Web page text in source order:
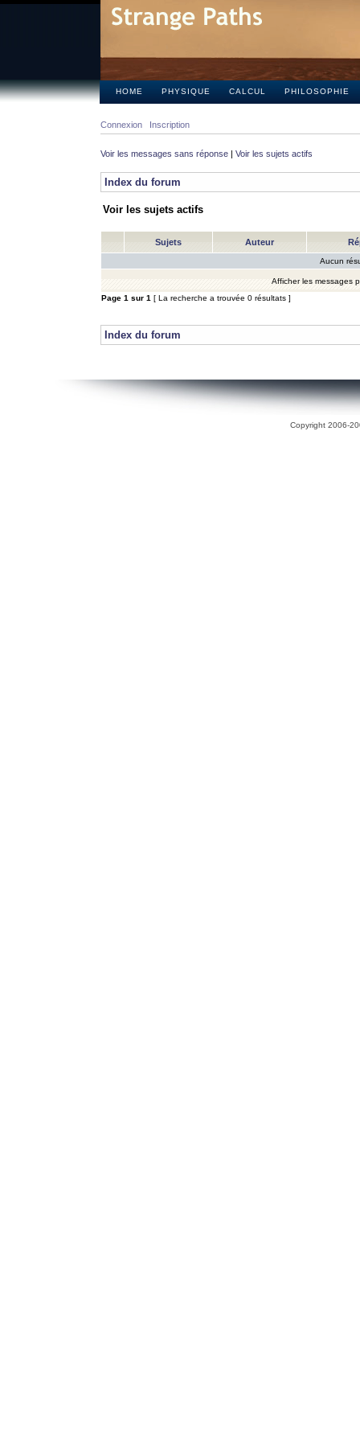
HOME PHYSIQUE CALCUL PHILOSOPHIE
Connexion Inscription
Voir les messages sans réponse | Voir les sujets actifs
Index du forum
Voir les sujets actifs
Sujets Auteur
Aucun
Afficher les messages
Page 1 sur 1 [ La recherche a trouvée 0 résultats ]
Index du forum
Copyright 2006-